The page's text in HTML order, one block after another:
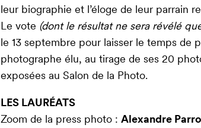
leur biographie et l’éloge de leur parrain
Le vote (dont le résultat ne sera révélé
le 13 septembre pour laisser le temps de
photographe élu, au tirage de ses 20
exposées au Salon de la Photo.
LES LAURÉATS
Zoom de la press photo : Alexandre